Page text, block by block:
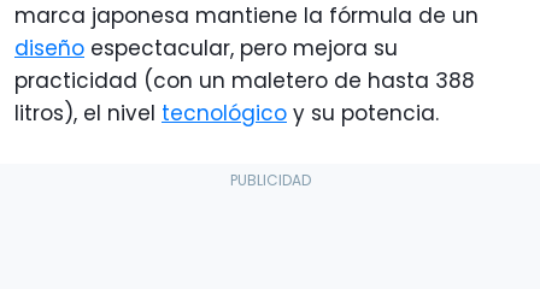
marca japonesa mantiene la fórmula de un
diseño espectacular, pero mejora su
practicidad (con un maletero de hasta 388
litros), el nivel tecnológico y su potencia.